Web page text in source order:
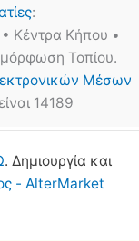
:
Κέντρα Κήπου •
Τοπίου.
Μέσων
14189
. Δημιουργία και
- AlterMarket